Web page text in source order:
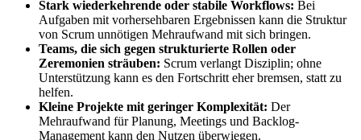
Stark wiederkehrende oder stabile Workflows: Bei
Aufgaben mit vorhersehbaren Ergebnissen kann die Struktur
von Scrum unnötigen Mehraufwand mit sich bringen.
Teams, die sich gegen strukturierte Rollen oder
Zeremonien sträuben: Scrum verlangt Disziplin; ohne
Unterstützung kann es den Fortschritt eher bremsen, statt zu
helfen.
Kleine Projekte mit geringer Komplexität: Der
Mehraufwand für Planung, Meetings und Backlog-
Management kann den Nutzen überwiegen.